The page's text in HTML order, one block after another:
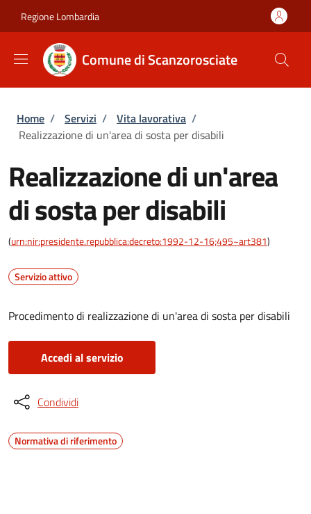
Regione Lombardia
Comune di Scanzorosciate
Briciole di pane
Home / Servizi / Vita lavorativa /
Realizzazione di un'area di sosta per disabili
Realizzazione di un'area
di sosta per disabili
(urn:nir:presidente.repubblica:decreto:1992-12-16;495~art381)
Servizio attivo
Procedimento di realizzazione di un'area di sosta per disabili
Accedi al servizio
Condividi
Normativa di riferimento